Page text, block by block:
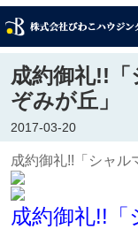
成約御礼!!
ぞみが丘」
2017-03-20
成約御礼!!「シャル
成約御礼!!